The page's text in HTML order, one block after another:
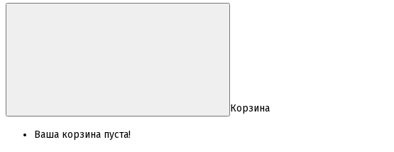
Корзина
Ваша корзина пуста!